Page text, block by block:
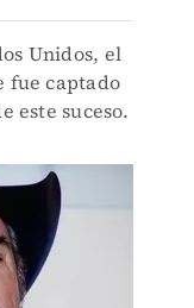
Unidos, el
fue captado
este suceso.